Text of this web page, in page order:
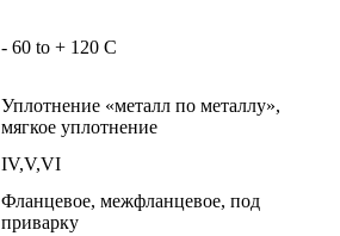
- 60 to + 120 C
Уплотнение «металл по металлу»,
мягкое уплотнение
IV,V,VI
Фланцевое, межфланцевое, под
приварку